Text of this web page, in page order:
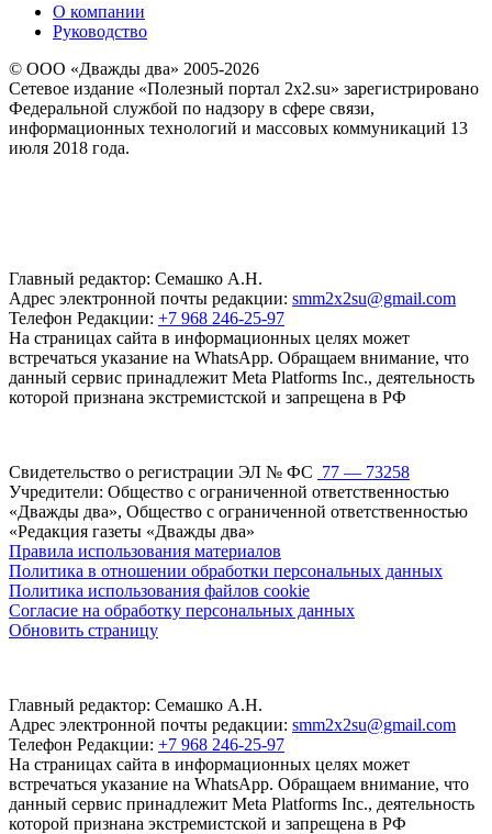
О компании
Руководство
© ООО «Дважды два» 2005-2026
Сетевое издание «Полезный портал 2x2.su» зарегистрировано
Федеральной службой по надзору в сфере связи,
информационных технологий и массовых коммуникаций 13
июля 2018 года.
Главный редактор: Семашко А.Н.
Адрес электронной почты редакции: smm2x2su@gmail.com
Телефон Редакции: +7 968 246-25-97
На страницах сайта в информационных целях может
встречаться указание на WhatsApp. Обращаем внимание, что
данный сервис принадлежит Meta Platforms Inc., деятельность
которой признана экстремистской и запрещена в РФ
Свидетельство о регистрации ЭЛ № ФС 77 — 73258
Учредители: Общество с ограниченной ответственностью
«Дважды два», Общество с ограниченной ответственностью
«Редакция газеты «Дважды два»
Правила использования материалов
Политика в отношении обработки персональных данных
Политика использования файлов cookie
Согласие на обработку персональных данных
Обновить страницу
Главный редактор: Семашко А.Н.
Адрес электронной почты редакции: smm2x2su@gmail.com
Телефон Редакции: +7 968 246-25-97
На страницах сайта в информационных целях может
встречаться указание на WhatsApp. Обращаем внимание, что
данный сервис принадлежит Meta Platforms Inc., деятельность
которой признана экстремистской и запрещена в РФ